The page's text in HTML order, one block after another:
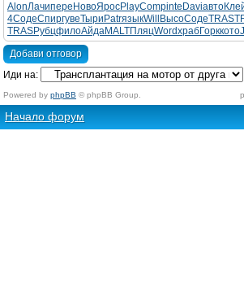
AlonЛачипере НовоЯросPlayCompinte Daviавто
4СодеСпиргувеТыри PatrязыкWill ВысоСодеTRAS
TRASРубцфилоАйдаMALTПляцWordхрабГорккото
Добави отговор
Иди на:
Powered by phpBB © phpBB Group.
Начало форум